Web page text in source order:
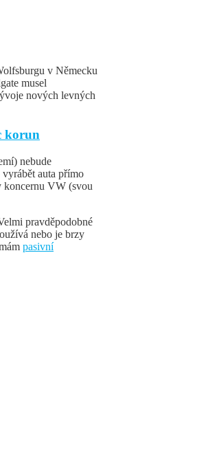
v Německu
musel
nových levných
korun
nebude
auta přímo
koncernu VW (svou
pravděpodobné
nebo je brzy
pasivní